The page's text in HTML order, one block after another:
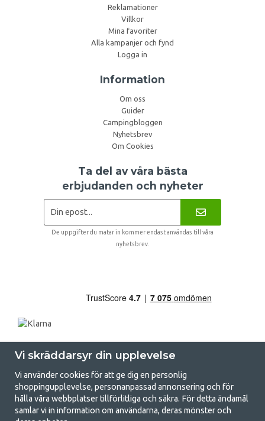
Reklamationer
Villkor
Mina favoriter
Alla kampanjer och fynd
Logga in
Information
Om oss
Guider
Campingbloggen
Nyhetsbrev
Om Cookies
Ta del av våra bästa
erbjudanden och nyheter
De uppgifter du matar in kommer endast användas till våra
nyhetsbrev.
Vi skräddarsyr din upplevelse
Vi använder cookies för att ge dig en personlig
shoppingupplevelse, personanpassad annonsering och för
hålla våra webbplatser tillförlitliga och säkra. För detta ändamål
samlar vi in information om användarna, deras mönster och